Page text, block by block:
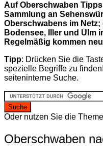
Auf Oberschwaben
Sammlung an
Oberschwabens im
Bodensee, Iller und Ulm
Regelmäßig kommen
Tipp: Drücken Sie die
spezielle Begriffe zu
seiteninterne Suche.
Oder nutzen Sie die
Oberschwaben